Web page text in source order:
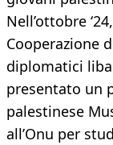
Nell’ottobre
Cooperazione
diplomatici
presentato un
palestinese
all’Onu per